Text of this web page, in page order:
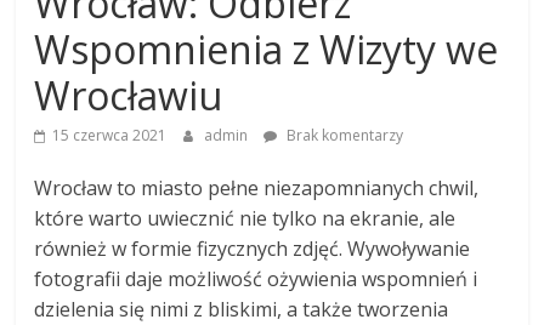
Wspomnienia z Wizyty we
Wrocławiu
15 czerwca 2021 admin Brak komentarzy
Wrocław to miasto pełne niezapomnianych chwil,
które warto uwiecznić nie tylko na ekranie, ale
również w formie fizycznych zdjęć. Wywoływanie
fotografii daje możliwość ożywienia wspomnień i
dzielenia się nimi z bliskimi, a także tworzenia